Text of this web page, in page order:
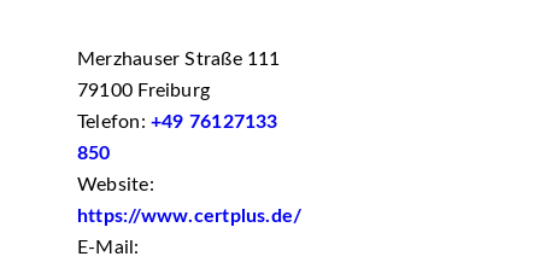
Merzhauser Straße 111
79100 Freiburg
Telefon: +49 76127133
850
Website:
https://www.certplus.de/
E-Mail: